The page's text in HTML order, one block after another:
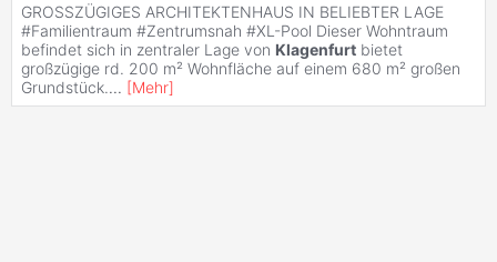
GROSSZÜGIGES ARCHITEKTENHAUS IN BELIEBTER LAGE
#Familientraum #Zentrumsnah #XL-Pool Dieser Wohntraum
befindet sich in zentraler Lage von Klagenfurt bietet
großzügige rd. 200 m² Wohnfläche auf einem 680 m² großen
Grundstück.... [Mehr]